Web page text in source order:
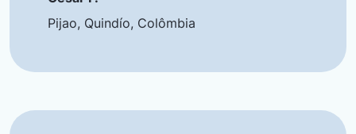
Pijao, Quindío, Colômbia